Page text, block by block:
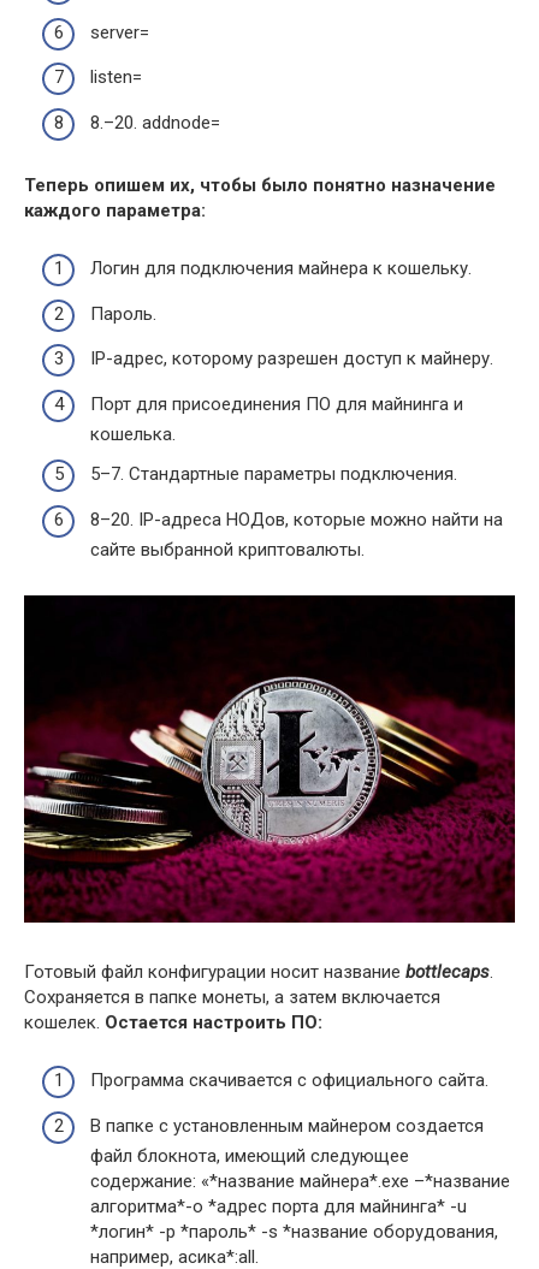
server=
listen=
8.–20. addnode=
Теперь опишем их, чтобы было понятно назначение
каждого параметра:
Логин для подключения майнера к кошельку.
Пароль.
IP-адрес, которому разрешен доступ к майнеру.
Порт для присоединения ПО для майнинга и
кошелька.
5–7. Стандартные параметры подключения.
8–20. IP-адреса НОДов, которые можно найти на
сайте выбранной криптовалюты.
Готовый файл конфигурации носит название bottlecaps.
Сохраняется в папке монеты, а затем включается
кошелек. Остается настроить ПО:
Программа скачивается с официального сайта.
В папке с установленным майнером создается
файл блокнота, имеющий следующее
содержание: «*название майнера*.exe –*название
алгоритма*-o *адрес порта для майнинга* -u
*логин* -p *пароль* -s *название оборудования,
например, асика*:all.